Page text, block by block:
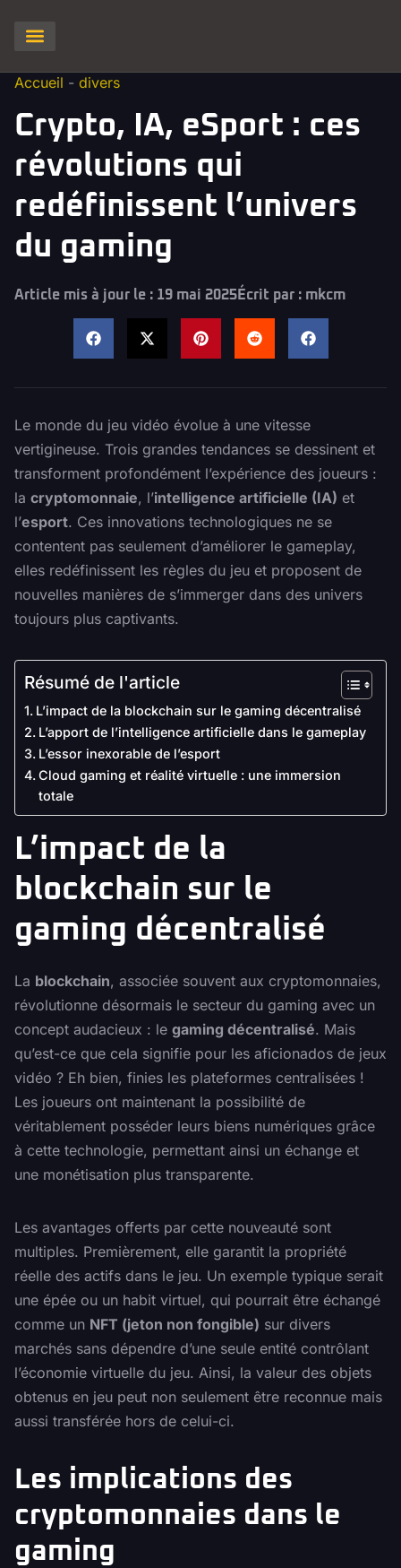
Accueil - divers
Crypto, IA, eSport : ces
révolutions qui
redéfinissent l’univers
du gaming
Article mis à jour le : 19 mai 2025Écrit par : mkcm
Le monde du jeu vidéo évolue à une vitesse
vertigineuse. Trois grandes tendances se dessinent et
transforment profondément l’expérience des joueurs :
la cryptomonnaie, l’intelligence artificielle (IA) et
l’esport. Ces innovations technologiques ne se
contentent pas seulement d’améliorer le gameplay,
elles redéfinissent les règles du jeu et proposent de
nouvelles manières de s’immerger dans des univers
toujours plus captivants.
Résumé de l'article
L’impact de la blockchain sur le gaming décentralisé
L’apport de l’intelligence artificielle dans le gameplay
L’essor inexorable de l’esport
Cloud gaming et réalité virtuelle : une immersion
totale
L’impact de la
blockchain sur le
gaming décentralisé
La blockchain, associée souvent aux cryptomonnaies,
révolutionne désormais le secteur du gaming avec un
concept audacieux : le gaming décentralisé. Mais
qu’est-ce que cela signifie pour les aficionados de jeux
vidéo ? Eh bien, finies les plateformes centralisées !
Les joueurs ont maintenant la possibilité de
véritablement posséder leurs biens numériques grâce
à cette technologie, permettant ainsi un échange et
une monétisation plus transparente.
Les avantages offerts par cette nouveauté sont
multiples. Premièrement, elle garantit la propriété
réelle des actifs dans le jeu. Un exemple typique serait
une épée ou un habit virtuel, qui pourrait être échangé
comme un NFT (jeton non fongible) sur divers
marchés sans dépendre d’une seule entité contrôlant
l’économie virtuelle du jeu. Ainsi, la valeur des objets
obtenus en jeu peut non seulement être reconnue mais
aussi transférée hors de celui-ci.
Les implications des
cryptomonnaies dans le
gaming